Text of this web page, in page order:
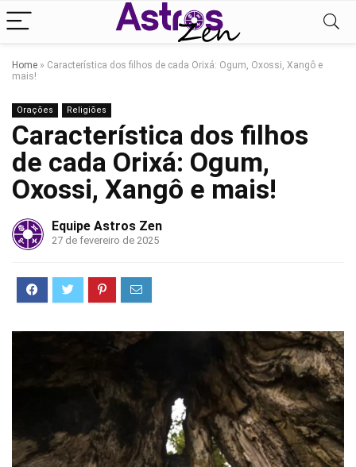
Home » Característica dos filhos de cada Orixá: Ogum, Oxossi, Xangô e
mais!
Orações Religiões
Característica dos filhos
de cada Orixá: Ogum,
Oxossi, Xangô e mais!
Equipe Astros Zen
27 de fevereiro de 2025